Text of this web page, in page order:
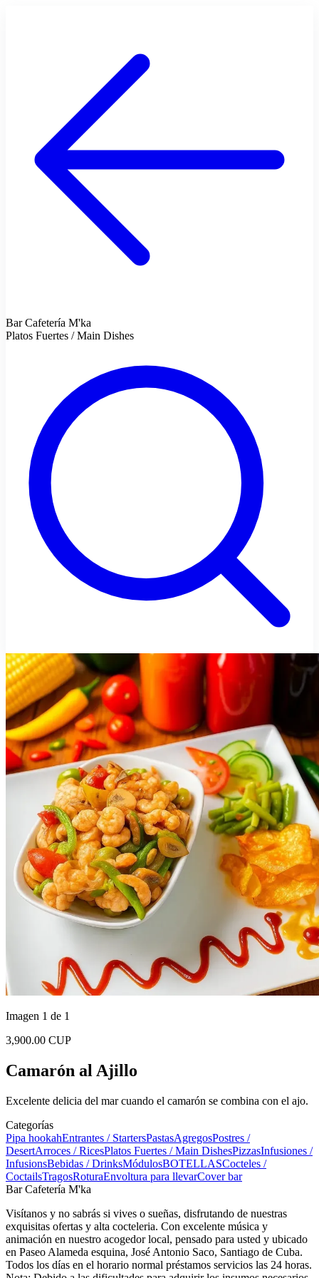
Bar Cafetería M'ka
Platos Fuertes / Main Dishes
Imagen 1 de 1
3,900.00 CUP
Camarón al Ajillo
Excelente delicia del mar cuando el camarón se combina con el ajo.
Categorías
Pipa hookahEntrantes / StartersPastasAgregosPostres /
DesertArroces / RicesPlatos Fuertes / Main DishesPizzasInfusiones /
InfusionsBebidas / DrinksMódulosBOTELLASCocteles /
CoctailsTragosRoturaEnvoltura para llevarCover bar
Bar Cafetería M'ka
Visítanos y no sabrás si vives o sueñas, disfrutando de nuestras
exquisitas ofertas y alta cocteleria. Con excelente música y
animación en nuestro acogedor local, pensado para usted y ubicado
en Paseo Alameda esquina, José Antonio Saco, Santiago de Cuba.
Todos los días en el horario normal préstamos servicios las 24 horas.